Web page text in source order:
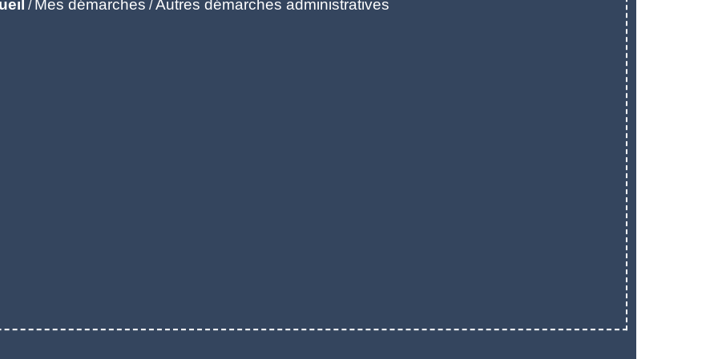
/ Mes démarches /Autres démarches administratives